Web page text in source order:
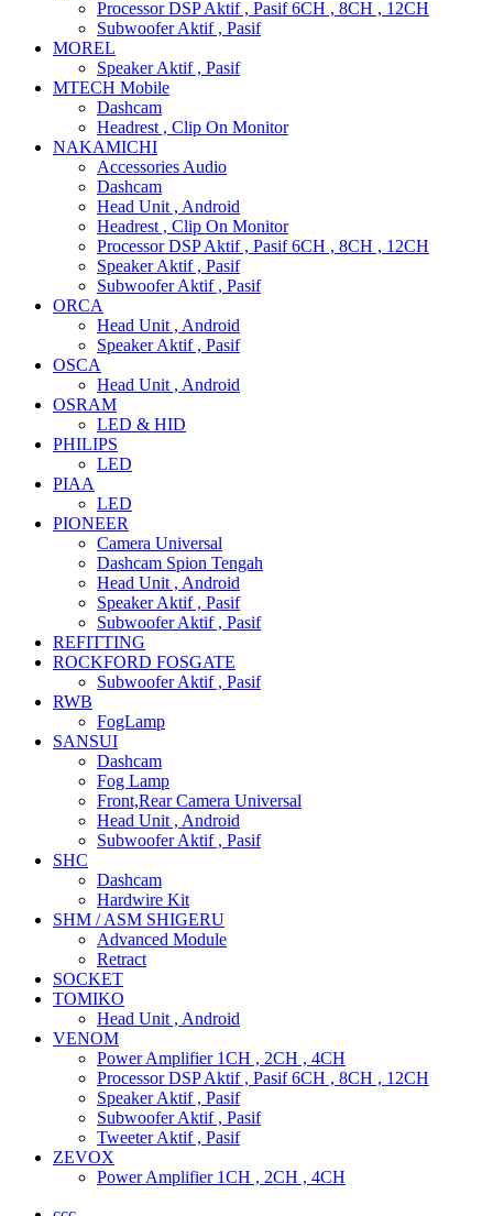
Processor DSP Aktif , Pasif 6CH , 8CH , 12CH
Subwoofer Aktif , Pasif
MOREL
Speaker Aktif , Pasif
MTECH Mobile
Dashcam
Headrest , Clip On Monitor
NAKAMICHI
Accessories Audio
Dashcam
Head Unit , Android
Headrest , Clip On Monitor
Processor DSP Aktif , Pasif 6CH , 8CH , 12CH
Speaker Aktif , Pasif
Subwoofer Aktif , Pasif
ORCA
Head Unit , Android
Speaker Aktif , Pasif
OSCA
Head Unit , Android
OSRAM
LED & HID
PHILIPS
LED
PIAA
LED
PIONEER
Camera Universal
Dashcam Spion Tengah
Head Unit , Android
Speaker Aktif , Pasif
Subwoofer Aktif , Pasif
REFITTING
ROCKFORD FOSGATE
Subwoofer Aktif , Pasif
RWB
FogLamp
SANSUI
Dashcam
Fog Lamp
Front,Rear Camera Universal
Head Unit , Android
Subwoofer Aktif , Pasif
SHC
Dashcam
Hardwire Kit
SHM / ASM SHIGERU
Advanced Module
Retract
SOCKET
TOMIKO
Head Unit , Android
VENOM
Power Amplifier 1CH , 2CH , 4CH
Processor DSP Aktif , Pasif 6CH , 8CH , 12CH
Speaker Aktif , Pasif
Subwoofer Aktif , Pasif
Tweeter Aktif , Pasif
ZEVOX
Power Amplifier 1CH , 2CH , 4CH